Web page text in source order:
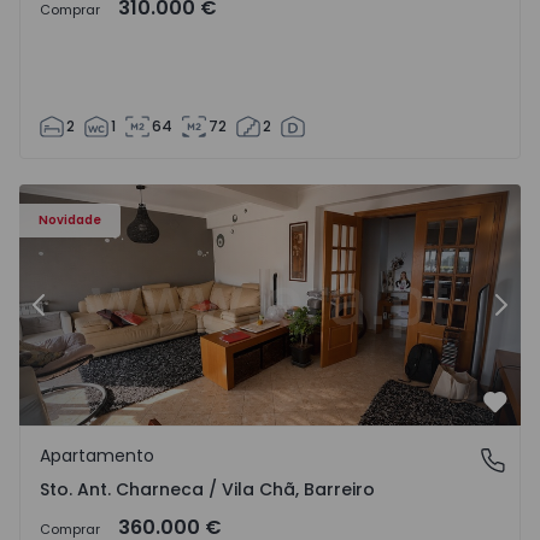
Comprar 310.000 €
2 1 64 72 2
Novidade
- 1573477 - 14
Apartamento T3 Barreiro, Sto. Ant. Charneca / Vila Chã -
Anterior
Sto. Ant. Charneca / Vila Chã, Barreiro
Apartamento
Sto. Ant. Charneca / Vila Chã, Barreiro
Comprar 360.000 €